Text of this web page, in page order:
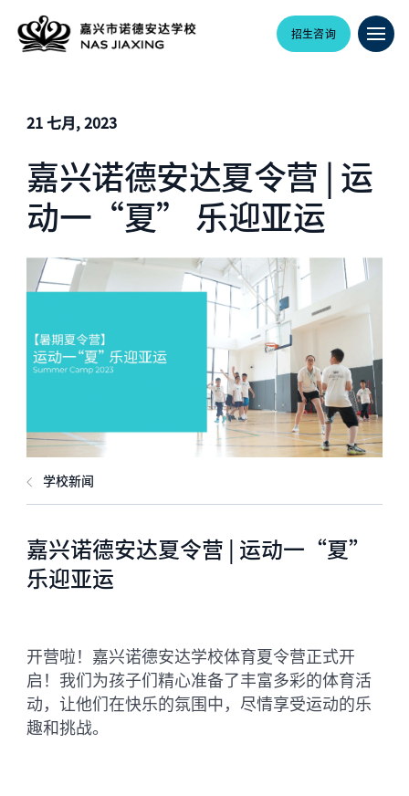
招生咨询
21 七月, 2023
嘉兴诺德安达夏令营 | 运
动一“夏” 乐迎亚运
学校新闻
嘉兴诺德安达夏令营 | 运动一“夏”
乐迎亚运
开营啦！嘉兴诺德安达学校体育夏令营正式开
启！我们为孩子们精心准备了丰富多彩的体育活
动，让他们在快乐的氛围中，尽情享受运动的乐
趣和挑战。